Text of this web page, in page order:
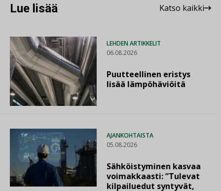
Lue lisää Katso kaikki
LEHDEN ARTIKKELIT
06.08.2026
Puutteellinen eristys
lisää lämpöhäviöitä
AJANKOHTAISTA
05.08.2026
Sähköistyminen kasvaa
voimakkaasti: ”Tulevat
kilpailuedut syntyvät,